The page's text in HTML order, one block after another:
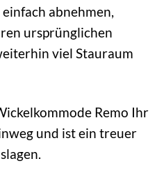
abnehmen,
ursprünglichen
viel Stauraum
Remo Ihr
und ist ein treuer